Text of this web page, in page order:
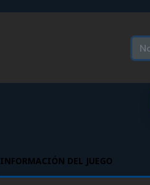
INFORMACIÓN DEL JUEGO